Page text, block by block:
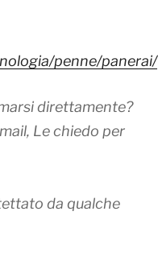
penne/panerai/
direttamente?
Le chiedo per
da qualche